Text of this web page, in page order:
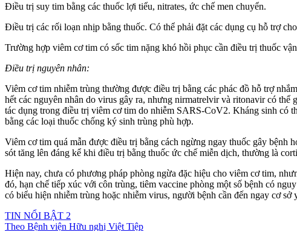
Điều trị suy tim bằng các thuốc lợi tiểu, nitrates, ức chế men chuyển.
Điều trị các rối loạn nhịp bằng thuốc. Có thể phải đặt các dụng cụ hỗ trợ
Trường hợp viêm cơ tim có sốc tim nặng khó hồi phục cần điều trị thuốc
Điều trị nguyên nhân:
Viêm cơ tim nhiễm trùng thường được điều trị bằng các phác đồ hỗ trợ
hết các nguyên nhân do virus gây ra, nhưng nirmatrelvir và ritonavir có
tác dụng trong điều trị viêm cơ tim do nhiễm SARS-CoV2. Kháng sinh có
bằng các loại thuốc chống ký sinh trùng phù hợp.
Viêm cơ tim quá mẫn được điều trị bằng cách ngừng ngay thuốc gây
sót tăng lên đáng kể khi điều trị bằng thuốc ức chế miễn dịch, thường là
Hiện nay, chưa có phương pháp phòng ngừa đặc hiệu cho viêm cơ tim,
đó, hạn chế tiếp xúc với côn trùng, tiêm vaccine phòng một số bệnh có
có biểu hiện nhiễm trùng hoặc nhiễm virus, người bệnh cần đến ngay cơ
TIN NỔI BẬT 2
Theo Bệnh viện Hữu nghị Việt Tiệp